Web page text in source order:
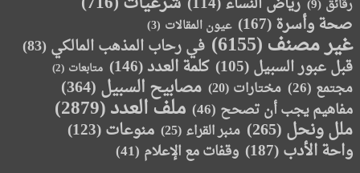
رقائق (9)
صحة وأسرة(167) عيون المقالات (3)
غير مصنف(6155) في رحاب المذهب المالكي (83)
قبل عبور السبيل(105) كلمة العدد(146) متابعات (2)
مجتمع (26) مختارات (20) مصابيح السبيل(364)
مفاهيم يجب أن تصحح (46) ملف العدد(2879)
ملل ونحل(265) منبر القراء(25) منوعات(123)
واحة الأدب(187) وقفات مع الإعلام (41)